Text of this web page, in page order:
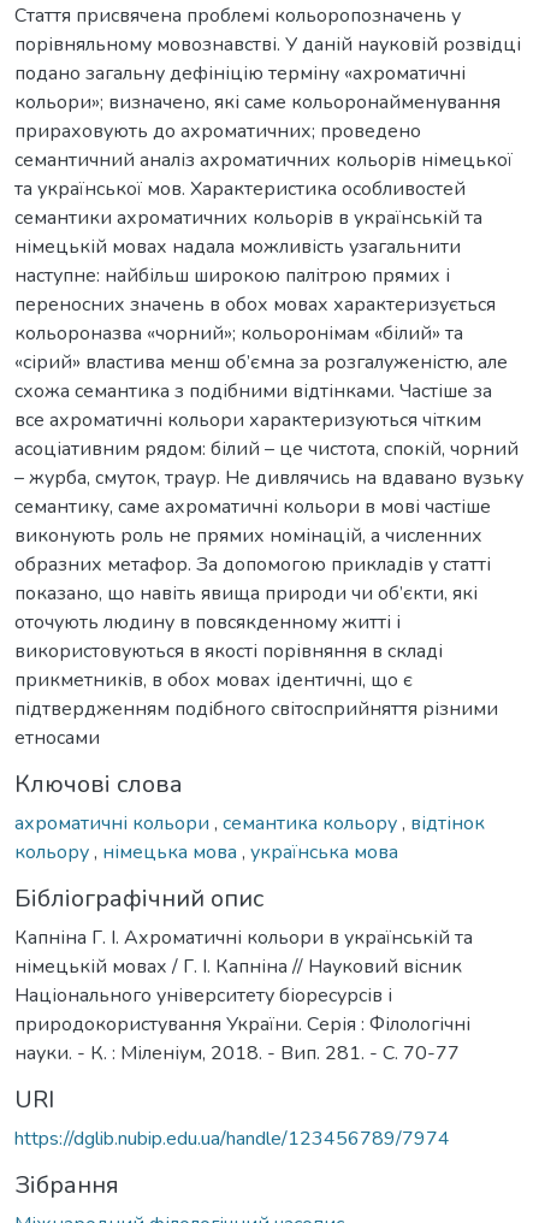
Стаття присвячена проблемі кольоропозначень у
порівняльному мовознавстві. У даній науковій розвідці
подано загальну дефініцію терміну «ахроматичні
кольори»; визначено, які саме кольоронайменування
прираховують до ахроматичних; проведено
семантичний аналіз ахроматичних кольорів німецької
та української мов. Характеристика особливостей
семантики ахроматичних кольорів в українській та
німецькій мовах надала можливість узагальнити
наступне: найбільш широкою палітрою прямих і
переносних значень в обох мовах характеризується
кольороназва «чорний»; кольоронімам «білий» та
«сірий» властива менш об’ємна за розгалуженістю, але
схожа семантика з подібними відтінками. Частіше за
все ахроматичні кольори характеризуються чітким
асоціативним рядом: білий – це чистота, спокій, чорний
– журба, смуток, траур. Не дивлячись на вдавано вузьку
семантику, саме ахроматичні кольори в мові частіше
виконують роль не прямих номінацій, а численних
образних метафор. За допомогою прикладів у статті
показано, що навіть явища природи чи об’єкти, які
оточують людину в повсякденному житті і
використовуються в якості порівняння в складі
прикметників, в обох мовах ідентичні, що є
підтвердженням подібного світосприйняття різними
етносами
Ключові слова
ахроматичні кольори , семантика кольору, відтінок
кольору, німецька мова , українська мова
Бібліографічний опис
Капніна Г. І. Ахроматичні кольори в українській та
німецькій мовах / Г. І. Капніна // Науковий вісник
Національного університету біоресурсів і
природокористування України. Серія : Філологічні
науки. - К. : Міленіум, 2018. - Вип. 281. - С. 70-77
URI
https://dglib.nubip.edu.ua/handle/123456789/7974
Зібрання